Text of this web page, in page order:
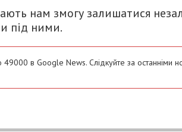
нам змогу залишатися
під ними.
в Google News. Слідкуйте за останніми